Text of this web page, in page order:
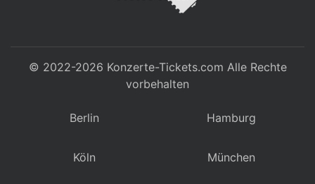
© 2022-2026 Konzerte-Tickets.com Alle Rechte
vorbehalten
Berlin Hamburg
Köln München